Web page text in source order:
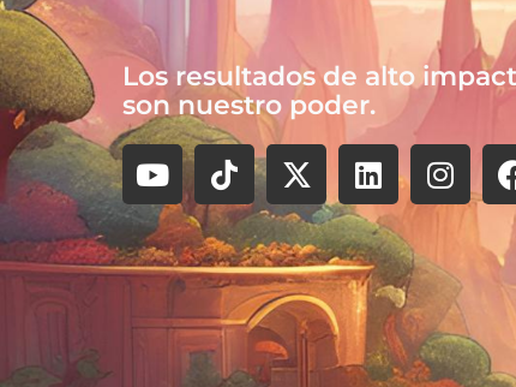
Los resultados de alto
son nuestro poder.